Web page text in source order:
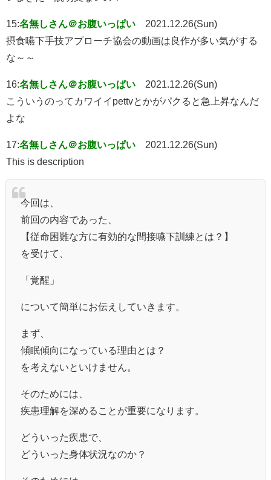
15:名無しさん＠お腹いっぱい
2021.12.26(Sun)
摂食嚥下手技アプローチ協会の動画は良作が多い気がする
な～～
16:名無しさん＠お腹いっぱい
2021.12.26(Sun)
こういうのってカワイイpettvとかがパクると急上昇なんだ
よな
17:名無しさん＠お腹いっぱい
2021.12.26(Sun)
This is description
今回は、
前回の内容であった、
【従命困難な方に有効的な間接嚥下訓練とは？】
を受けて、
「覚醒」
について簡単にお伝えしていきます。
まず、
傾眠傾向になっている理由とは？
を考えないといけません。
そのためには、
疾患理解を深めることが重要になります。
どういった疾患で、
どういった身体状況なのか？